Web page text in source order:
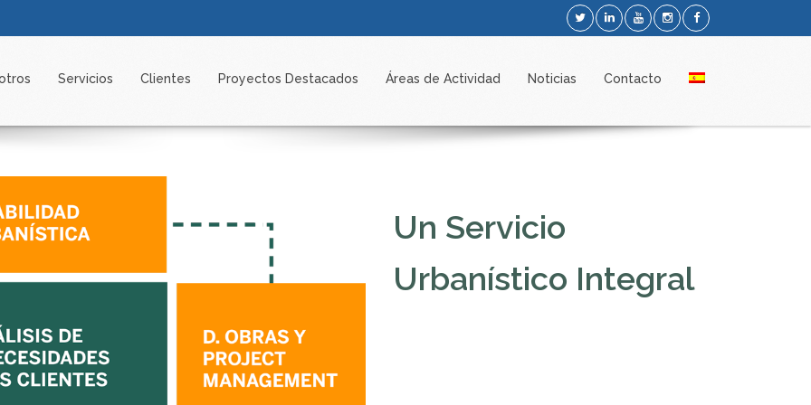
Servicios Clientes Proyectos Destacados Áreas de Actividad Noticias Contacto
Un Servicio
Urbanístico Integral